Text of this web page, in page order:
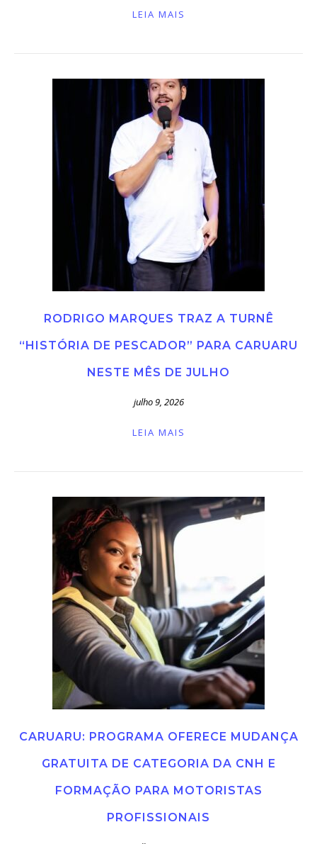
LEIA MAIS
RODRIGO MARQUES TRAZ A TURNÊ
“HISTÓRIA DE PESCADOR” PARA CARUARU
NESTE MÊS DE JULHO
julho 9, 2026
LEIA MAIS
CARUARU: PROGRAMA OFERECE MUDANÇA
GRATUITA DE CATEGORIA DA CNH E
FORMAÇÃO PARA MOTORISTAS
PROFISSIONAIS